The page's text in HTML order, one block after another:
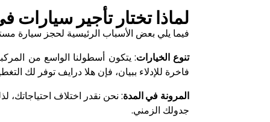
لماذا تختار تأجير
فيما يلي بعض الأسباب الرئيسية لحجز سيارة
تنوع الخيارات: يتكون أسطولنا الواسع من
فاخرة للإدلاء ببيان، فإن هلا درايف توفر لك
المرونة في المدة: نحن نقدر اختلاف احتياجاتك،
جدولك الزمني.